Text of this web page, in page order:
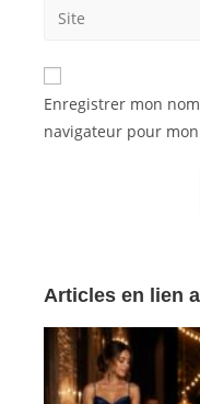
Enregistrer mon
navigateur pour
Articles en lien